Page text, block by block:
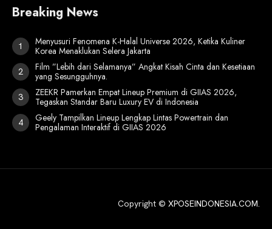
Breaking News
Menyusuri Fenomena K-Halal Universe 2026, Ketika Kuliner
Korea Menaklukan Selera Jakarta
Film ”Lebih dari Selamanya” Angkat Kisah Cinta dan Kesetiaan
yang Sesungguhnya.
ZEEKR Pamerkan Empat Lineup Premium di GIIAS 2026,
Tegaskan Standar Baru Luxury EV di Indonesia
Geely Tampilkan Lineup Lengkap Lintas Powertrain dan
Pengalaman Interaktif di GIIAS 2026
Copyright © XPOSEINDONESIA.COM.